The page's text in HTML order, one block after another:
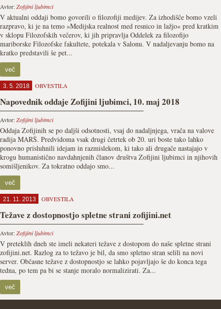
Avtor:Zofijini ljubimci
V aktualni oddaji bomo govorili o filozofiji medijev. Za izhodišče bomo vzeli
razpravo, ki je na temo »Medijska realnost med resnico in lažjo« pred kratkim
v sklopu Filozofskih večerov, ki jih pripravlja Oddelek za filozofijo
mariborske Filozofske fakultete, potekala v Salonu. V nadaljevanju bomo na
kratko predstavili še pet...
več
3. 5. 2018 OBVESTILA
Napovednik oddaje Zofijini ljubimci, 10. maj 2018
Avtor:Zofijini ljubimci
Oddaja Zofijinih se po daljši odsotnosti, vsaj do nadaljnjega, vrača na valove
radija MARŠ. Predvidoma vsak drugi četrtek ob 20. uri boste tako lahko
ponovno prisluhnili idejam in razmislekom, ki tako ali drugače nastajajo v
krogu humanistično navdahnjenih članov društva Zofijini ljubimci in njihovih
somišljenikov. Za tokratno oddajo smo...
več
21. 11. 2013 OBVESTILA
Težave z dostopnostjo spletne strani zofijini.net
Avtor:Zofijini ljubimci
V preteklih dneh ste imeli nekateri težave z dostopom do naše spletne strani
zofijini.net. Razlog za to težavo je bil, da smo spletno stran selili na novi
server. Občasne težave z dostopnostjo se lahko pojavljajo še do konca tega
tedna, po tem pa bi se stanje moralo normalizirati. Za...
več